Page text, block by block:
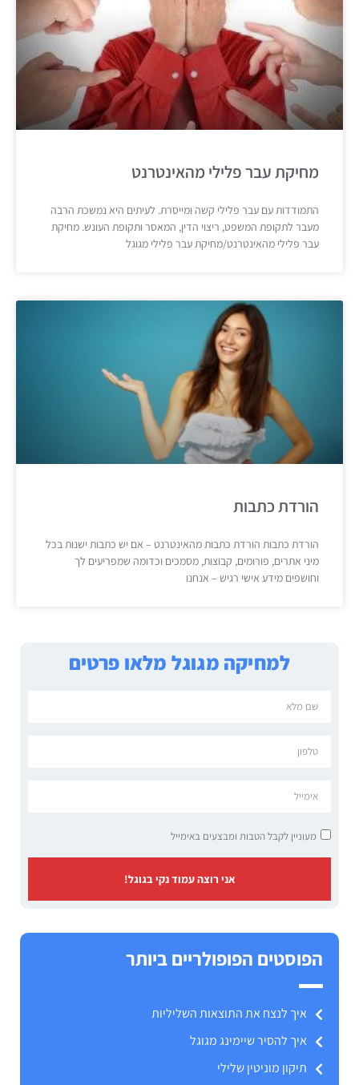
למחיקה מגוגל מלאו פרטים
מעוניין לקבל הטבות ומבצעים באימייל
אני רוצה עמוד נקי בגוגל!
הפוסטים הפופולריים ביותר
איך לנצח את התוצאות השליליות
איך להסיר שיימינג מגוגל
תיקון מוניטין שלילי
מחיקת עבר פלילי מהאינטרנט
התמודדות עם עבר פלילי קשה ומייסרת. לעיתים היא נמשכת הרבה
מעבר לתקופת המשפט, ריצוי הדין, המאסר ותקופת העונש. מחיקת
עבר פלילי מהאינטרנט/מחיקת עבר פלילי מגוגל
הורדת כתבות
הורדת כתבות הורדת כתבות מהאינטרנט – אם יש כתבות ישנות בכל
מיני אתרים, פורומים, קבוצות, מסמכים וכדומה שמפריעים לך
וחושפים מידע אישי רגיש – אנחנו